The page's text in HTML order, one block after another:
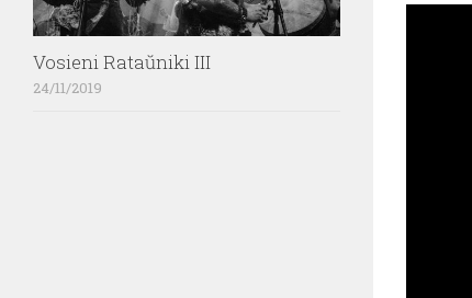
Vosieni Rataŭniki III
24/11/2019